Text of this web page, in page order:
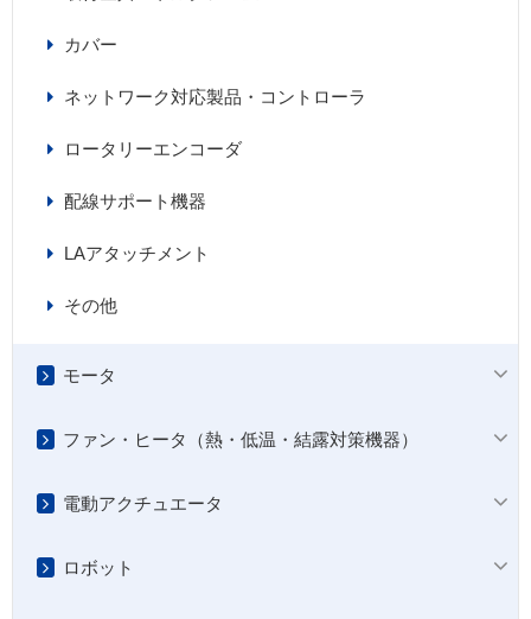
カバー
ネットワーク対応製品・コントローラ
ロータリーエンコーダ
配線サポート機器
LAアタッチメント
その他
モータ
ファン・ヒータ（熱・低温・結露対策機器）
電動アクチュエータ
ロボット